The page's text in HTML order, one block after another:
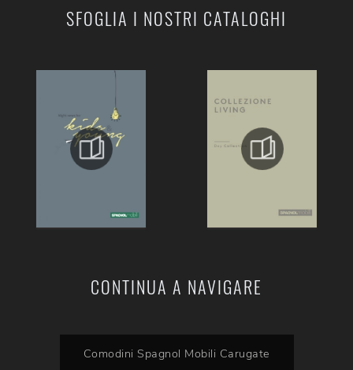
SFOGLIA I NOSTRI CATALOGHI
CONTINUA A NAVIGARE
Comodini Spagnol Mobili Carugate